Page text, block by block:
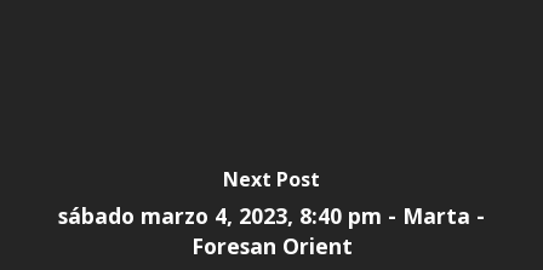
Next Post
sábado marzo 4, 2023, 8:40 pm - Marta -
Foresan Orient